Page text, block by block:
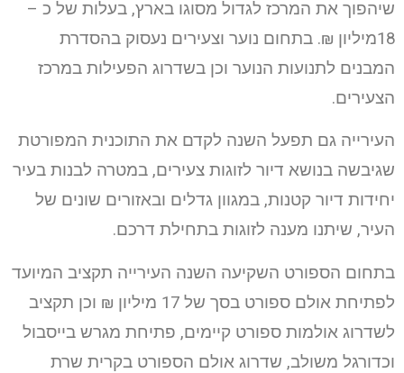
שיהפוך את המרכז לגדול מסוגו בארץ, בעלות של כ –
18מיליון ₪. בתחום נוער וצעירים נעסוק בהסדרת
המבנים לתנועות הנוער וכן בשדרוג הפעילות במרכז
הצעירים.
העירייה גם תפעל השנה לקדם את התוכנית המפורטת
שגיבשה בנושא דיור לזוגות צעירים, במטרה לבנות בעיר
יחידות דיור קטנות, במגוון גדלים ובאזורים שונים של
העיר, שיתנו מענה לזוגות בתחילת דרכם.
בתחום הספורט השקיעה השנה העירייה תקציב המיועד
לפתיחת אולם ספורט בסך של 17 מיליון ₪ וכן תקציב
לשדרוג אולמות ספורט קיימים, פתיחת מגרש בייסבול
וכדורגל משולב, שדרוג אולם הספורט בקרית שרת